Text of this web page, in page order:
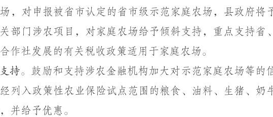
，对申报被省市认定的省市级示范家庭农场，县政府将
部门涉农项目，对家庭农场给予倾斜支持，重点支持省
作社发展的有关税收政策适用于家庭农场。
持。 鼓励和支持涉农金融机构加大对示范家庭农场等的
列入政策性农业保险试点范围的粮食、油料、生猪、奶
并给予优惠。